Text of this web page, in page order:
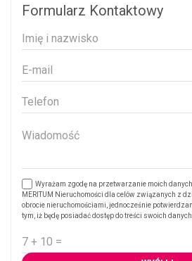
Formularz Kontaktowy
Wyrażam zgodę na przetwarzanie moich
MERITUM Nieruchomości dla celów związanych z
obrocie nieruchomościami, jednocześnie
tym, iż będę posiadać dostęp do treści swoich